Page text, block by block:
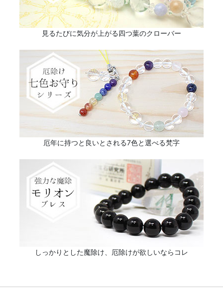
見るたびに気分が上がる四つ葉のクローバー
厄年に持つと良いとされる7色と選べる梵字
しっかりとした魔除け、厄除けが欲しいならコレ